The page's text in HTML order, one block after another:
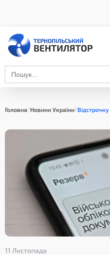
Search
for:
Головна Новини України
11 Листопада